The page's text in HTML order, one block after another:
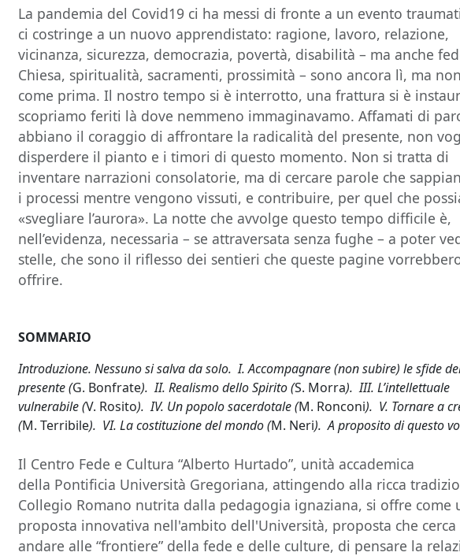
La pandemia del Covid19 ci ha messi di fronte a un evento
ci costringe a un nuovo apprendistato: ragione, lavoro, relazione,
vicinanza, sicurezza, democrazia, povertà, disabilità – ma anche
Chiesa, spiritualità, sacramenti, prossimità – sono ancora lì, ma
come prima. Il nostro tempo si è interrotto, una frattura si è
scopriamo feriti là dove nemmeno immaginavamo. Affamati di
abbiano il coraggio di affrontare la radicalità del presente, non
disperdere il pianto e i timori di questo momento. Non si tratta di
inventare narrazioni consolatorie, ma di cercare parole che
i processi mentre vengono vissuti, e contribuire, per quel che
«svegliare l’aurora». La notte che avvolge questo tempo difficile è,
nell’evidenza, necessaria – se attraversata senza fughe – a poter
stelle, che sono il riflesso dei sentieri che queste pagine
offrire.
SOMMARIO
Introduzione. Nessuno si salva da solo. I. Accompagnare (non subire) le sfide
presente (G. Bonfrate). II. Realismo dello Spirito (S. Morra). III. L’intellettuale
vulnerabile (V. Rosito). IV. Un popolo sacerdotale (M. Ronconi). V. Tornare a
(M. Terribile). VI. La costituzione del mondo (M. Neri). A proposito di questo
Il Centro Fede e Cultura “Alberto Hurtado”, unità accademica
della Pontificia Università Gregoriana, attingendo alla ricca
Collegio Romano nutrita dalla pedagogia ignaziana, si offre come
proposta innovativa nell'ambito dell'Università, proposta che cerca
andare alle “frontiere” della fede e delle culture, di pensare la